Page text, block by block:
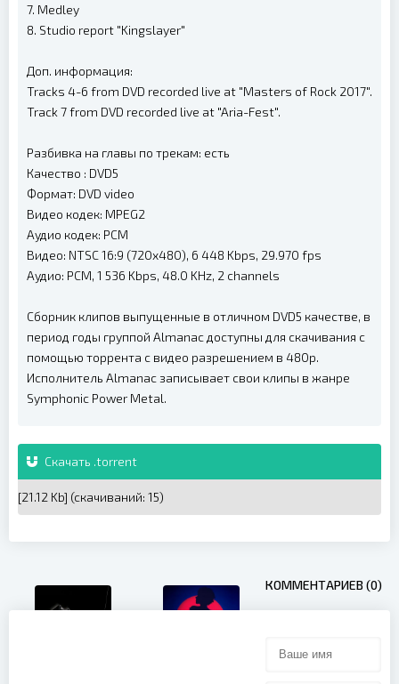
7. Medley
8. Studio report "Kingslayer"
Доп. информация:
Tracks 4-6 from DVD recorded live at "Masters of Rock 2017".
Track 7 from DVD recorded live at "Aria-Fest".
Разбивка на главы по трекам: есть
Качество : DVD5
Формат: DVD video
Видео кодек: MPEG2
Аудио кодек: PCM
Видео: NTSC 16:9 (720x480), 6 448 Kbps, 29.970 fps
Аудио: PCM, 1 536 Kbps, 48.0 KHz, 2 channels
Сборник клипов выпущенные в отличном DVD5 качестве, в
период годы группой Almanac доступны для скачивания с
помощью торрента с видео разрешением в 480p.
Исполнитель Almanac записывает свои клипы в жанре
Symphonic Power Metal.
Скачать .torrent
[21.12 Kb] (cкачиваний: 15)
КОММЕНТАРИЕВ (0)